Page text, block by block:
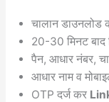
चालान डाउनलोड
20-30 मिनट बाद
पैन, आधार नंबर,
आधार नाम व
OTP दर्ज कर